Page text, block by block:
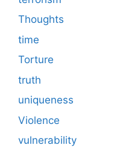
Thoughts
time
Torture
truth
uniqueness
Violence
vulnerability